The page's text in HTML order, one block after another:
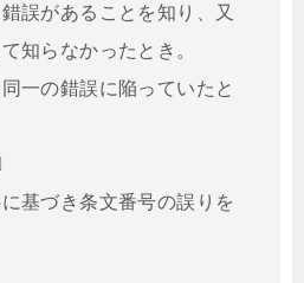
誤があることを知り、又
知らなかったとき。
一の錯誤に陥っていたと
基づき条文番号の誤りを